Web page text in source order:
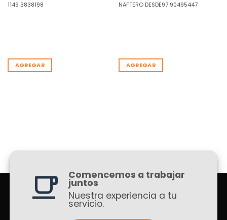
1149 3838198
AGREGAR
NAFTERO DESDE97 90495447
AGREGAR
Comencemos a trabajar
juntos
Nuestra experiencia a tu
servicio.